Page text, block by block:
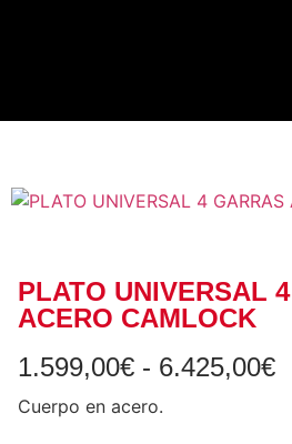
PLATO UNIVERSAL
ACERO CAMLOCK
1.599,00€ - 6.425,00€
Cuerpo en acero.